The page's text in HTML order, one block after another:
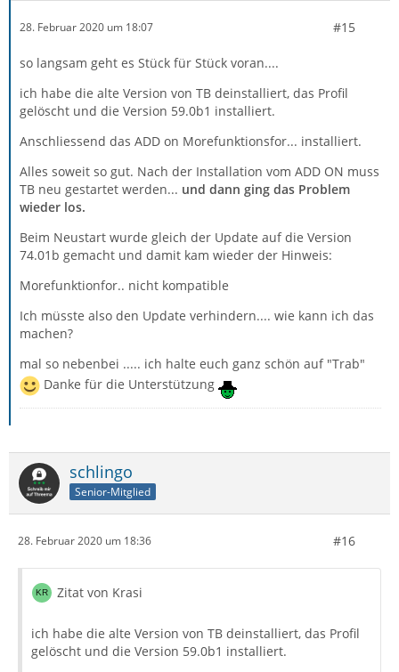
28. Februar 2020 um 18:07 #15
so langsam geht es Stück für Stück voran....
ich habe die alte Version von TB deinstalliert, das Profil
gelöscht und die Version 59.0b1 installiert.
Anschliessend das ADD on Morefunktionsfor... installiert.
Alles soweit so gut. Nach der Installation vom ADD ON muss
TB neu gestartet werden... und dann ging das Problem
wieder los.
Beim Neustart wurde gleich der Update auf die Version
74.01b gemacht und damit kam wieder der Hinweis:
Morefunktionfor.. nicht kompatible
Ich müsste also den Update verhindern.... wie kann ich das
machen?
mal so nebenbei ..... ich halte euch ganz schön auf "Trab"
Danke für die Unterstützung
schlingo
Senior-Mitglied
28. Februar 2020 um 18:36 #16
Zitat von Krasi
ich habe die alte Version von TB deinstalliert, das Profil
gelöscht und die Version 59.0b1 installiert.